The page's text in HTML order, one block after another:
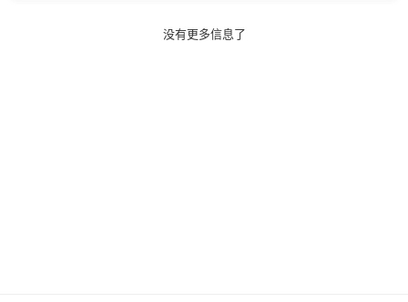
没有更多信息了